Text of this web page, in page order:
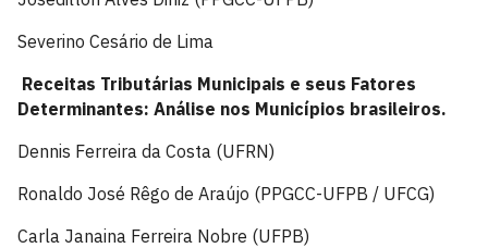
Severino Cesário de Lima
Receitas Tributárias Municipais e seus Fatores
Determinantes: Análise nos Municípios brasileiros.
Dennis Ferreira da Costa (UFRN)
Ronaldo José Rêgo de Araújo (PPGCC-UFPB / UFCG)
Carla Janaina Ferreira Nobre (UFPB)